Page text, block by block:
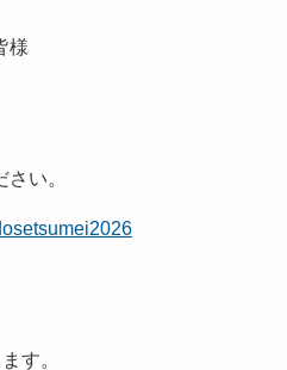
様
てください。
。